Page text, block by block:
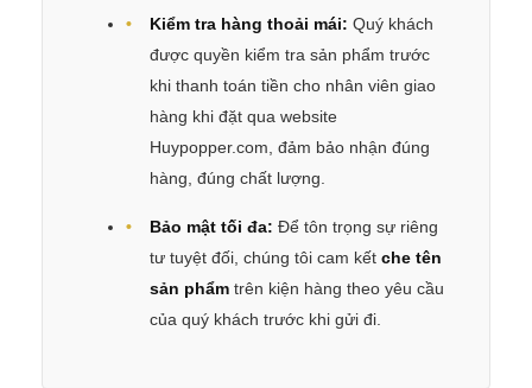
Kiểm tra hàng thoải mái: Quý khách
được quyền kiểm tra sản phẩm trước
khi thanh toán tiền cho nhân viên giao
hàng khi đặt qua website
Huypopper.com, đảm bảo nhận đúng
hàng, đúng chất lượng.
Bảo mật tối đa: Để tôn trọng sự riêng
tư tuyệt đối, chúng tôi cam kết che tên
sản phẩm trên kiện hàng theo yêu cầu
của quý khách trước khi gửi đi.